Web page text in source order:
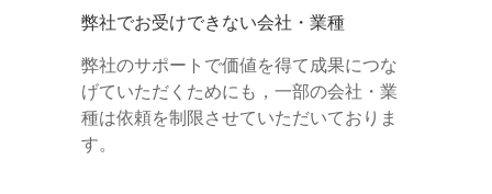
弊社でお受けできない会社・業種
弊社のサポートで価値を得て成果につな
げていただくためにも，一部の会社・業
種は依頼を制限させていただいておりま
す。